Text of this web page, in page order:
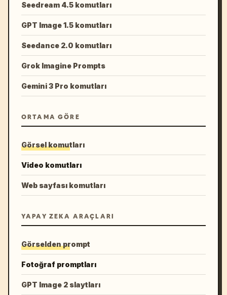
Seedream 4.5 komutları
GPT Image 1.5 komutları
Seedance 2.0 komutları
Grok Imagine Prompts
Gemini 3 Pro komutları
ORTAMA GÖRE
Görsel komutları
Video komutları
Web sayfası komutları
YAPAY ZEKA ARAÇLARI
Görselden prompt
Fotoğraf promptları
GPT Image 2 slaytları